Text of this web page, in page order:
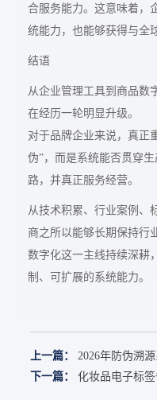
合服务能力。这意味着，
统能力，也能够获得与全
结语
从企业管理工具到商品数
在经历一轮明显升级。
对于品牌企业来说，真正
伪”，而是系统能否贯穿
路，并真正服务经营。
从技术积累、行业案例、
商之所以能够长期保持行
数字化这一主线持续深耕
制、可扩展的系统能力。
上一篇：
2026年防伪溯
的5个核心问题
下一篇：
化妆品电子标